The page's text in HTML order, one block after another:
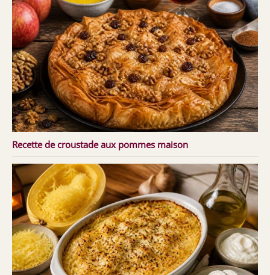
Recette de croustade aux pommes maison